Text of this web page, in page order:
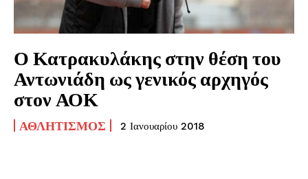
Ο Κατρακυλάκης στην θέση του
Αντωνιάδη ως γενικός αρχηγός
στον ΑΟΚ
ΑΘΛΗΤΙΣΜΌΣ 2 Ιανουαρίου 2018